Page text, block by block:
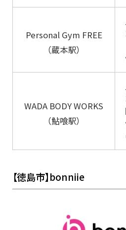
Personal Gym FREE
（蔵本駅）
WADA BODY WORKS
（鮎喰駅）
【徳島市】bonniie